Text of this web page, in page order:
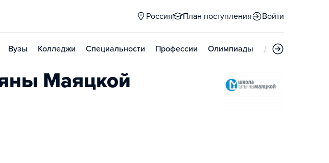
Россия План поступления Войти
Вузы Колледжи Специальности Профессии Олимпиады Дни открытых
Маяцкой